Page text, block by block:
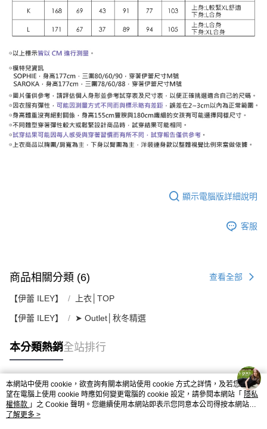
顯示電腦版詳細說明
客服
商品相關分類 (6) 查看全部
【伊蕾 ILEY】 上衣│TOP
【伊蕾 ILEY】 ➤ Outlet│秋冬精選
本分類熱銷全站排行
熱門標籤
本網站中使用 cookie，欲查詢有關本網站使用 cookie 方式之詳情，及若您不希
望在電腦上使用 cookie 時應如何變更電腦的 cookie 設定，請參閱本網站「 隱私
權條款 」之 Cookie 聲明。您繼續使用本網站即表示您同意本公司得按本網站使
用條款之 Cookie 聲明使用 cookie。
了解更多 >